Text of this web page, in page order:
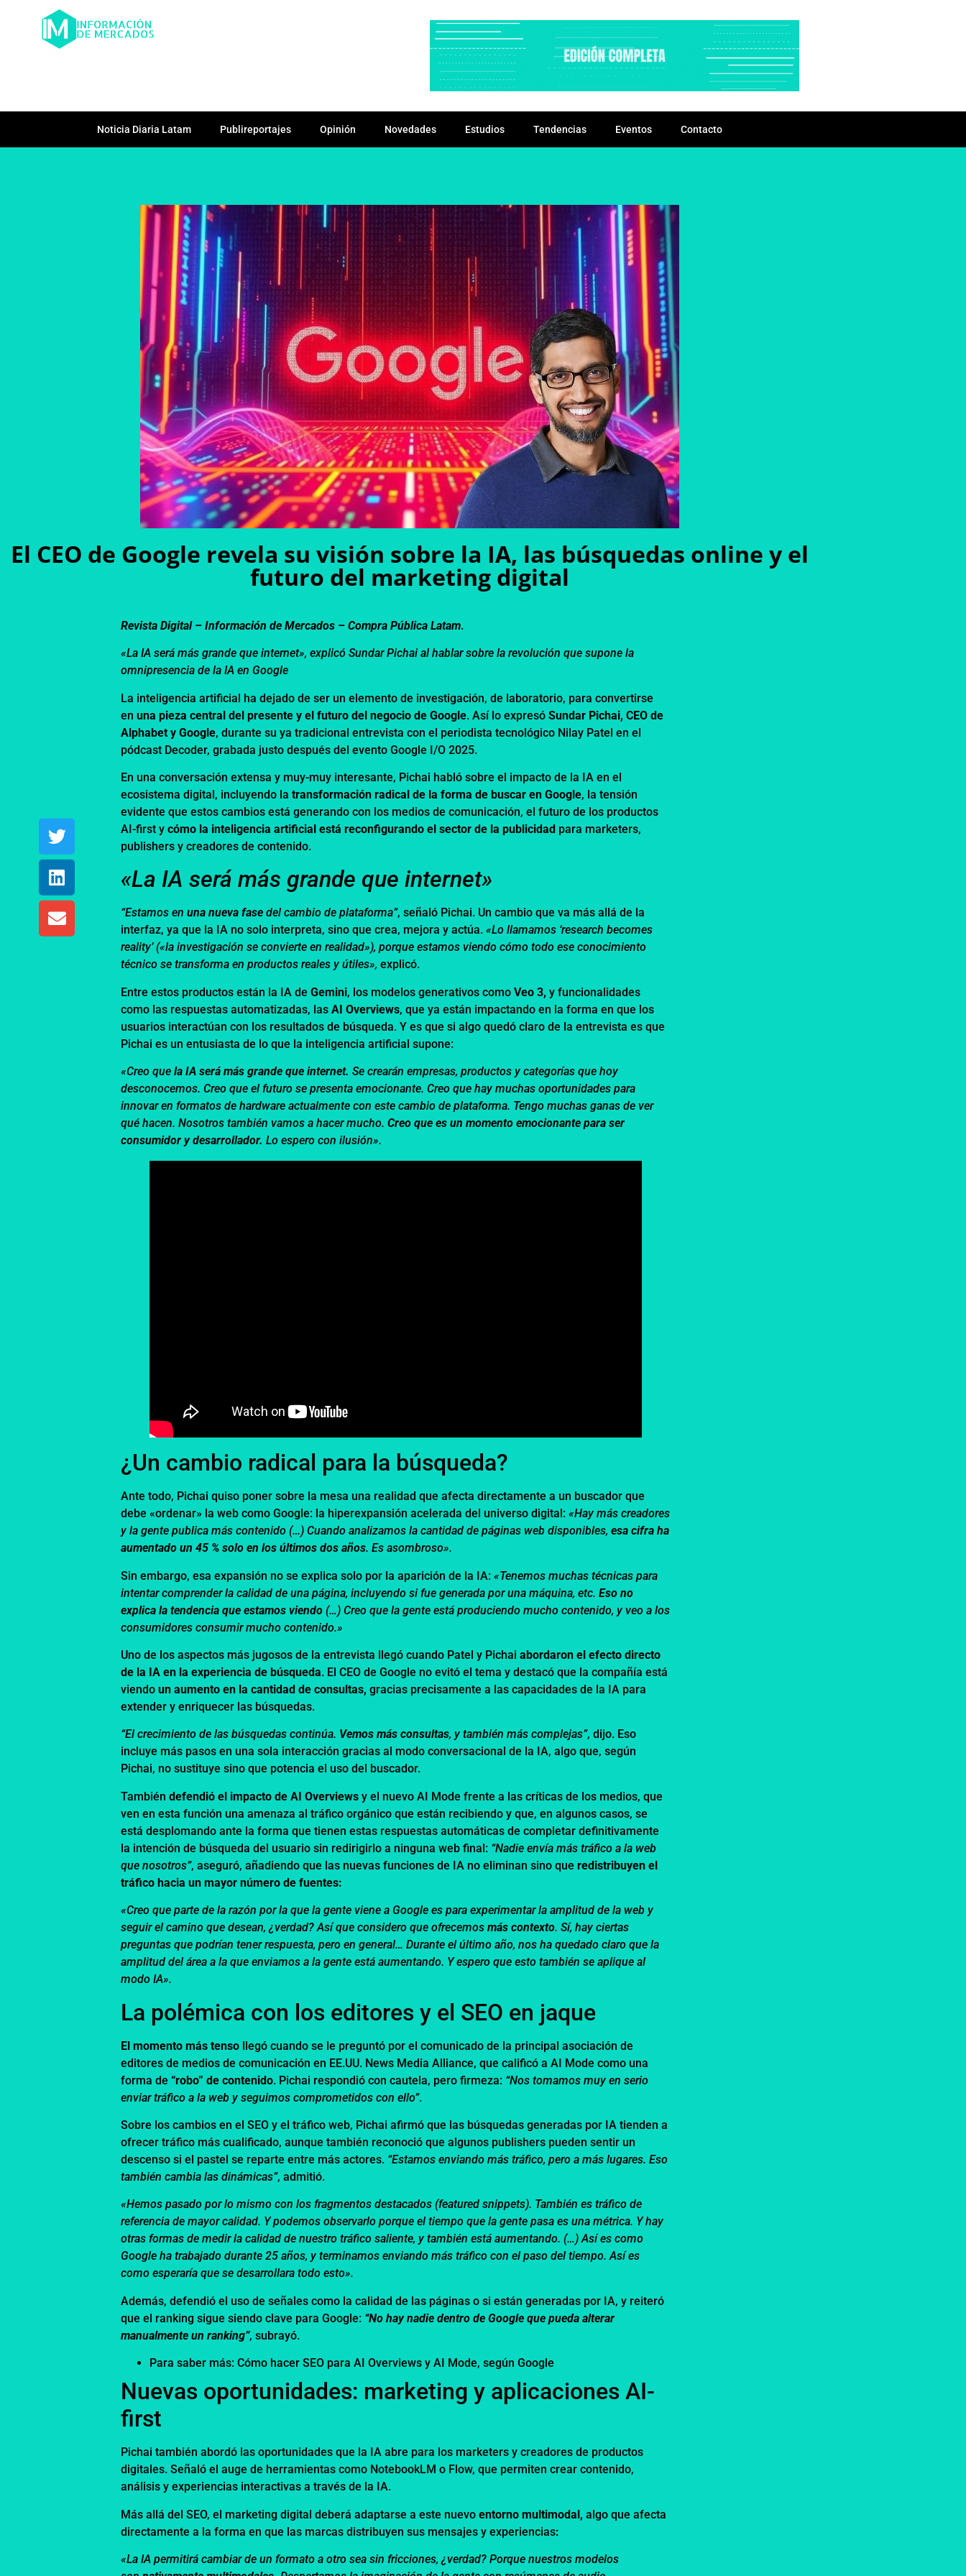
Noticia Diaria Latam Publireportajes Opinión Novedades Estudios Tendencias Eventos Contacto
El CEO de Google revela su visión sobre la IA, las búsquedas online y el
futuro del marketing digital
Revista Digital – Información de Mercados –Compra Pública Latam.
«La IA será más grande que internet», explicó Sundar Pichai al hablar sobre la revolución que supone la
omnipresencia de la IA en Google
La inteligencia artificial ha dejado de ser un elemento de investigación, de laboratorio, para convertirse
enuna pieza central del presente y el futuro del negocio de Google. Así lo expresóSundar Pichai, CEO de
Alphabet y Google, durante su ya tradicional entrevista con el periodista tecnológico Nilay Patel en el
pódcast Decoder, grabada justo después del evento Google I/O 2025.
En una conversación extensa y muy-muy interesante, Pichai habló sobre el impacto de la IA en el
ecosistema digital, incluyendo latransformación radical de la forma de buscar en Google, la tensión
evidente que estos cambios está generando con los medios de comunicación, el futuro de los productos
AI-first ycómo la inteligencia artificial está reconfigurando el sector de la publicidad para marketers,
publishers y creadores de contenido.
«La IA será más grande que internet»
“Estamos enuna nueva fase del cambio de plataforma”, señaló Pichai. Un cambio que va más allá de la
interfaz, ya que la IA no solo interpreta, sino que crea, mejora y actúa.«Lo llamamos ‘research becomes
reality’ («la investigación se convierte en realidad»), porque estamos viendo cómo todo ese conocimiento
técnico se transforma en productos reales y útiles», explicó.
Entre estos productos están la IA deGemini, los modelos generativos comoVeo 3, y funcionalidades
como las respuestas automatizadas, lasAI Overviews, que ya están impactando en la forma en que los
usuarios interactúan con los resultados de búsqueda. Y es que si algo quedó claro de la entrevista es que
Pichai es un entusiasta de lo que la inteligencia artificial supone:
«Creo quela IA será más grande que internet. Se crearán empresas, productos y categorías que hoy
desconocemos. Creo que el futuro se presenta emocionante. Creo que hay muchas oportunidades para
innovar en formatos de hardware actualmente con este cambio de plataforma. Tengo muchas ganas de ver
qué hacen. Nosotros también vamos a hacer mucho.Creo que es un momento emocionante para ser
consumidor y desarrollador. Lo espero con ilusión».
¿Un cambio radical para la búsqueda?
Ante todo, Pichai quiso poner sobre la mesa una realidad que afecta directamente a un buscador que
debe «ordenar» la web como Google: la hiperexpansión acelerada del universo digital:«Hay más creadores
y la gente publica más contenido (…) Cuando analizamos la cantidad de páginas web disponibles,esa cifra ha
aumentado un 45 % solo en los últimos dos años. Es asombroso».
Sin embargo, esa expansión no se explica solo por la aparición de la IA: «Tenemos muchas técnicas para
intentar comprender la calidad de una página, incluyendo si fue generada por una máquina, etc. Eso no
explica la tendencia que estamos viendo (…) Creo que la gente está produciendo mucho contenido, y veo a los
consumidores consumir mucho contenido.»
Uno de los aspectos más jugosos de la entrevista llegó cuando Patel y Pichaiabordaron el efecto directo
de la IA en la experiencia de búsqueda. El CEO de Google no evitó el tema y destacó que la compañía está
viendo un aumento en la cantidad de consultas, gracias precisamente a las capacidades de la IA para
extender y enriquecer las búsquedas.
“El crecimiento de las búsquedas continúa. Vemos más consultas, y también más complejas”, dijo. Eso
incluye más pasos en una sola interacción gracias al modo conversacional de la IA, algo que, según
Pichai, no sustituye sino que potencia el uso del buscador.
También defendió el impacto de AI Overviews y el nuevo AI Mode frente a las críticas de los medios, que
ven en esta función una amenaza al tráfico orgánico que están recibiendo y que, en algunos casos, se
está desplomando ante la forma que tienen estas respuestas automáticas de completar definitivamente
la intención de búsqueda del usuario sin redirigirlo a ninguna web final: “Nadie envía más tráfico a la web
que nosotros”, aseguró, añadiendo que las nuevas funciones de IA no eliminan sino queredistribuyen el
tráfico hacia un mayor número de fuentes:
«Creo que parte de la razón por la que la gente viene a Google es para experimentar la amplitud de la web y
seguir el camino que desean, ¿verdad? Así que considero que ofrecemosmás contexto. Sí, hay ciertas
preguntas que podrían tener respuesta, pero en general… Durante el último año, nos ha quedado claro que la
amplitud del área a la que enviamos a la gente está aumentando. Y espero que esto también se aplique al
modo IA».
La polémica con los editores y el SEO en jaque
El momento más tenso llegó cuando se le preguntó por el comunicado de la principal asociación de
editores de medios de comunicación en EE.UU. News Media Alliance, que calificó a AI Mode como una
forma de“robo” de contenido. Pichai respondió con cautela, pero firmeza: “Nos tomamos muy en serio
enviar tráfico a la web y seguimos comprometidos con ello”.
Sobre los cambios en el SEO y el tráfico web, Pichai afirmó que las búsquedas generadas por IA tienden a
ofrecer tráfico más cualificado, aunque también reconoció que algunos publishers pueden sentir un
descenso si el pastel se reparte entre más actores. “Estamos enviando más tráfico, pero a más lugares. Eso
también cambia las dinámicas”, admitió.
«Hemos pasado por lo mismo con los fragmentos destacados (featured snippets). También es tráfico de
referencia de mayor calidad. Y podemos observarlo porque el tiempo que la gente pasa es una métrica. Y hay
otras formas de medir la calidad de nuestro tráfico saliente, y también está aumentando. (…) Así es como
Google ha trabajado durante 25 años, y terminamos enviando más tráfico con el paso del tiempo. Así es
como esperaría que se desarrollara todo esto».
Además, defendió el uso de señales como la calidad de las páginas o si están generadas por IA, y reiteró
que el ranking sigue siendo clave para Google: “No hay nadie dentro de Google que pueda alterar
manualmente un ranking”, subrayó.
Para saber más:Cómo hacer SEO para AI Overviews y AI Mode, según Google
Nuevas oportunidades: marketing y aplicaciones AI-
first
Pichai también abordó las oportunidades que la IA abre para los marketers y creadores de productos
digitales. Señaló el auge de herramientas como NotebookLM o Flow, que permiten crear contenido,
análisis y experiencias interactivas a través de la IA.
Más allá del SEO, el marketing digital deberá adaptarse a este nuevoentorno multimodal,algo que afecta
directamente a la forma en que las marcas distribuyen sus mensajes y experiencias:
«La IA permitirá cambiar de un formato a otro sea sin fricciones, ¿verdad? Porque nuestros modelos